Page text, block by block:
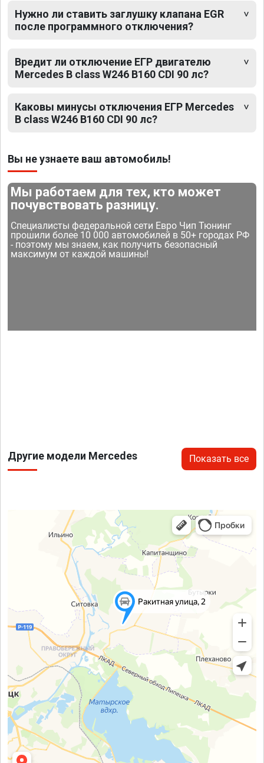
Нужно ли ставить заглушку клапана EGR
после программного отключения?
Вредит ли отключение ЕГР двигателю
Mercedes B class W246 B160 CDI 90 лс?
Каковы минусы отключения ЕГР Mercedes
B class W246 B160 CDI 90 лс?
Вы не узнаете ваш автомобиль!
Мы работаем для тех, кто может
почувствовать разницу.
Специалисты федеральной сети Евро Чип Тюнинг
прошили более 10 000 автомобилей в 50+ городах РФ
- поэтому мы знаем, как получить безопасный
максимум от каждой машины!
Другие модели Mercedes Показать все